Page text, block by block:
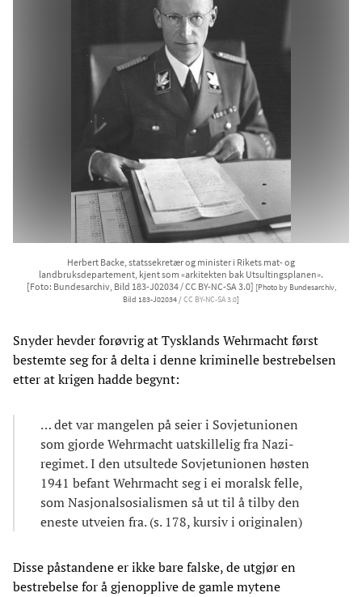
Herbert Backe, statssekretær og minister i Rikets mat- og
landbruksdepartement, kjent som «arkitekten bak Utsultingsplanen».
[Foto: Bundesarchiv, Bild 183-J02034 / CC BY-NC-SA 3.0] [Photo by Bundesarchiv,
Bild 183-J02034 /CC BY-NC-SA 3.0]
Snyder hevder forøvrig at Tysklands Wehrmacht først
bestemte seg for å delta i denne kriminelle bestrebelsen
etter at krigen hadde begynt:
… det var mangelen på seier i Sovjetunionen
som gjorde Wehrmacht uatskillelig fra Nazi-
regimet. I den utsultede Sovjetunionen høsten
1941 befant Wehrmacht seg i ei moralsk felle,
som Nasjonalsosialismen så ut til å tilby den
eneste utveien fra. (s. 178, kursiv i originalen)
Disse påstandene er ikke bare falske, de utgjør en
bestrebelse for å gjenopplive de gamle mytene